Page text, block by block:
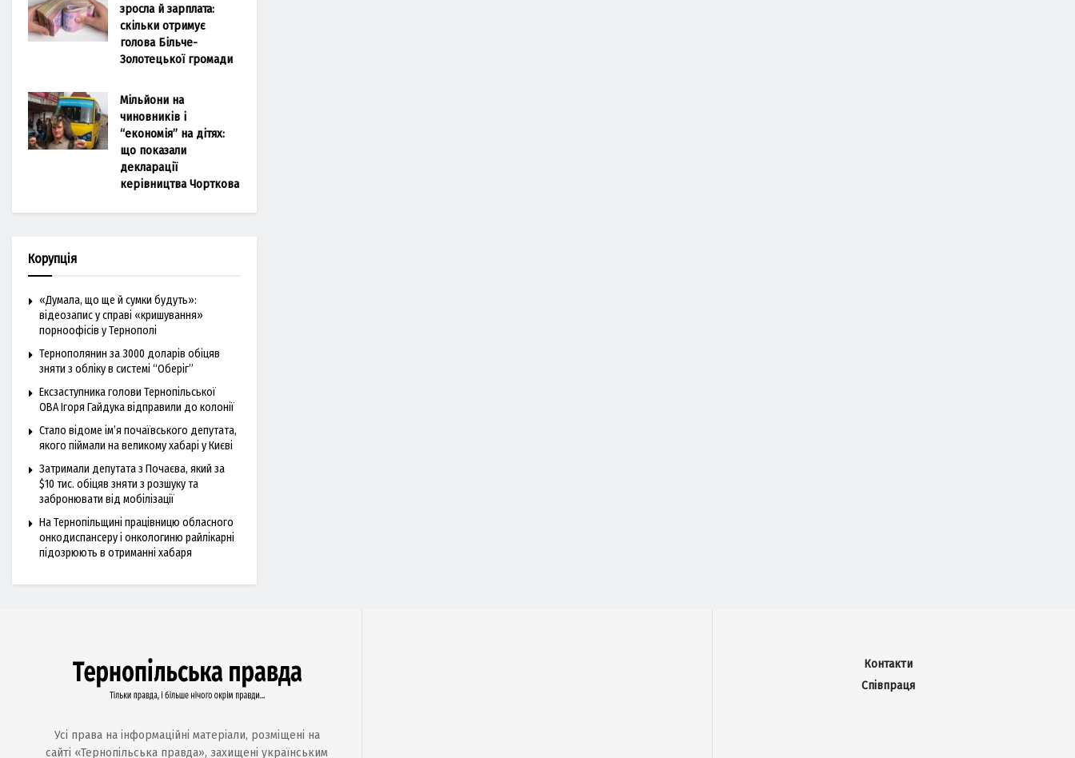
зросла й зарплата:
скільки отримує
голова Більче-
Золотецької громади
Мільйони на
чиновників і
“економія” на дітях:
що показали
декларації
керівництва Чорткова
Корупція
«Думала, що ще й сумки будуть»:
відеозапис у справі «кришування»
порноофісів у Тернополі
Тернополянин за 3000 доларів обіцяв
зняти з обліку в системі “Оберіг”
Ексзаступника голови Тернопільської
ОВА Ігоря Гайдука відправили до колонії
Стало відоме ім’я почаївського депутата,
якого піймали на великому хабарі у Києві
Затримали депутата з Почаєва, який за
$10 тис. обіцяв зняти з розшуку та
забронювати від мобілізації
На Тернопільщині працівницю обласного
онкодиспансеру і онкологиню райлікарні
підозрюють в отриманні хабаря
Усі права на інформаційні матеріали, розміщені на
сайті «Тернопільська правда», захищені українським
Контакти
Співпраця